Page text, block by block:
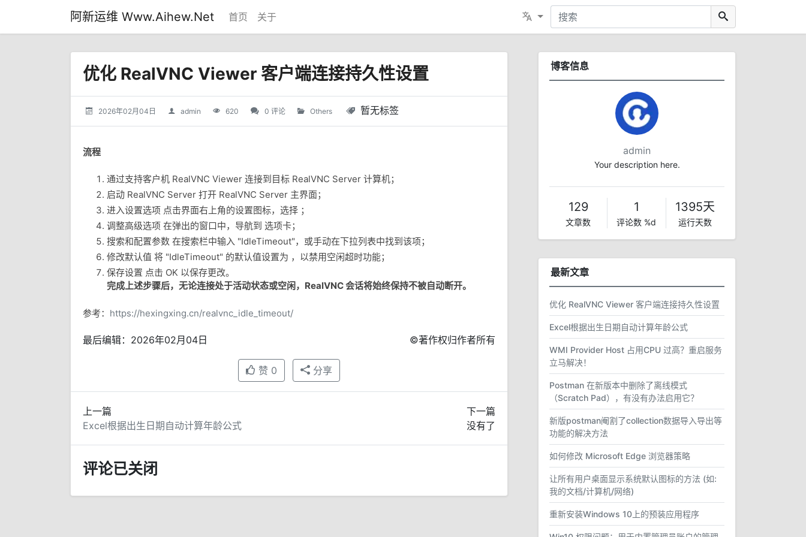
阿新运维 Www.Aihew.Net 首页 关于
优化 RealVNC Viewer 客户端连接持久性设置
2026年02月04日 admin 620 0 评论 Others 暂无标签
流程
通过支持客户机 RealVNC Viewer 连接到目标 RealVNC Server 计算机；
启动 RealVNC Server 打开 RealVNC Server 主界面；
进入设置选项 点击界面右上角的设置图标，选择 ；
调整高级选项 在弹出的窗口中，导航到 选项卡；
搜索和配置参数 在搜索栏中输入 "IdleTimeout"，或手动在下拉列表中找到该项；
修改默认值 将 "IdleTimeout" 的默认值设置为 ，以禁用空闲超时功能；
保存设置 点击 OK 以保存更改。
完成上述步骤后，无论连接处于活动状态或空闲，RealVNC 会话将始终保持不被自动断开。
参考： https://hexingxing.cn/realvnc_idle_timeout/
最后编辑：2026年02月04日 ©著作权归作者所有
赞 0 分享
上一篇
Excel根据出生日期自动计算年龄公式
下一篇
没有了
评论已关闭
博客信息
admin
Your description here.
129
文章数
1
评论数 %d
1395天
运行天数
最新文章
优化 RealVNC Viewer 客户端连接持久性设置
Excel根据出生日期自动计算年龄公式
WMI Provider Host 占用CPU 过高？重启服务
立马解决！
Postman 在新版本中删除了离线模式
（Scratch Pad），有没有办法启用它？
新版postman阉割了collection数据导入导出等
功能的解决方法
如何修改 Microsoft Edge 浏览器策略
让所有用户桌面显示系统默认图标的方法 (如:
我的文档/计算机/网络)
重新安装Windows 10上的预装应用程序